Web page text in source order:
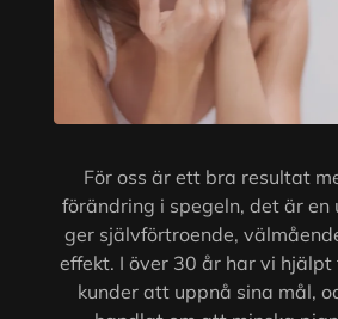
För oss är ett bra resultat
förändring i spegeln, det är en
ger självförtroende,
effekt. I över 30 år har vi
kunder att uppnå sina mål,